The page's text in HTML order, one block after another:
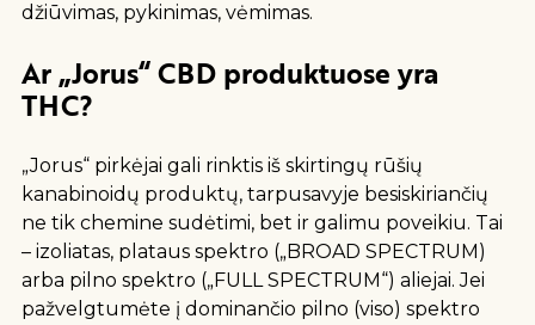
džiūvimas, pykinimas, vėmimas.
Ar „Jorus“ CBD produktuose yra
THC?
„Jorus“ pirkėjai gali rinktis iš skirtingų rūšių
kanabinoidų produktų, tarpusavyje besiskiriančių
ne tik chemine sudėtimi, bet ir galimu poveikiu. Tai
– izoliatas, plataus spektro („BROAD SPECTRUM)
arba pilno spektro („FULL SPECTRUM“) aliejai. Jei
pažvelgtumėte į dominančio pilno (viso) spektro